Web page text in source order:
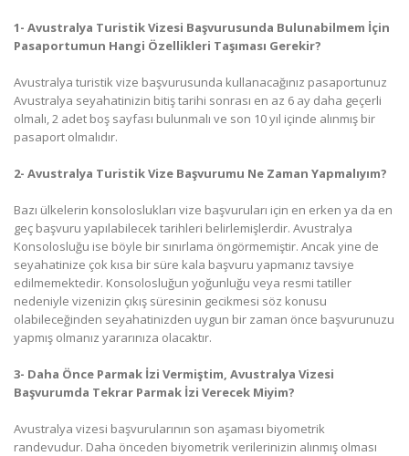
1- Avustralya Turistik Vizesi Başvurusunda Bulunabilmem İçin
Pasaportumun Hangi Özellikleri Taşıması Gerekir?
Avustralya turistik vize başvurusunda kullanacağınız pasaportunuz
Avustralya seyahatinizin bitiş tarihi sonrası en az 6 ay daha geçerli
olmalı, 2 adet boş sayfası bulunmalı ve son 10 yıl içinde alınmış bir
pasaport olmalıdır.
2- Avustralya Turistik Vize Başvurumu Ne Zaman Yapmalıyım?
Bazı ülkelerin konsoloslukları vize başvuruları için en erken ya da en
geç başvuru yapılabilecek tarihleri belirlemişlerdir. Avustralya
Konsolosluğu ise böyle bir sınırlama öngörmemiştir. Ancak yine de
seyahatinize çok kısa bir süre kala başvuru yapmanız tavsiye
edilmemektedir. Konsolosluğun yoğunluğu veya resmi tatiller
nedeniyle vizenizin çıkış süresinin gecikmesi söz konusu
olabileceğinden seyahatinizden uygun bir zaman önce başvurunuzu
yapmış olmanız yararınıza olacaktır.
3- Daha Önce Parmak İzi Vermiştim, Avustralya Vizesi
Başvurumda Tekrar Parmak İzi Verecek Miyim?
Avustralya vizesi başvurularının son aşaması biyometrik
randevudur. Daha önceden biyometrik verilerinizin alınmış olması